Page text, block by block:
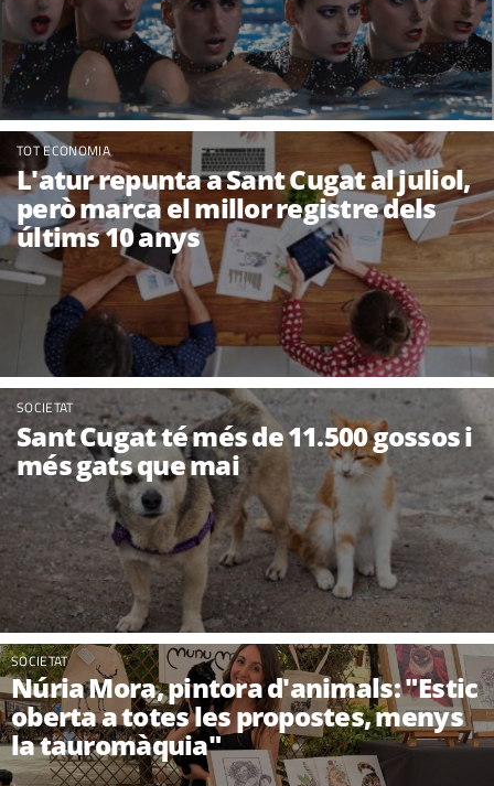
TOT ECONOMIA
L'atur repunta a Sant Cugat al juliol,
però marca el millor registre dels
últims 10 anys
SOCIETAT
Sant Cugat té més de 11.500 gossos i
més gats que mai
SOCIETAT
Núria Mora, pintora d'animals: "Estic
oberta a totes les propostes, menys
la tauromàquia"